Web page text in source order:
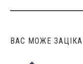
ВАС МОЖЕ